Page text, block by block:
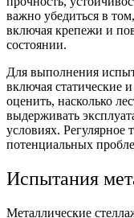
важно убедиться в
включая крепежи и
состоянии.
Для выполнения
включая статические
оценить, насколько
выдерживать
условиях. Регулярное
потенциальных
Испытания
Металлические